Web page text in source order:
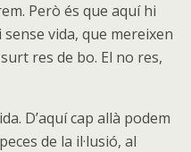
Però és que aquí hi
vida, que mereixen
res de bo. El no res,
D’aquí cap allà podem
de la il·lusió, al